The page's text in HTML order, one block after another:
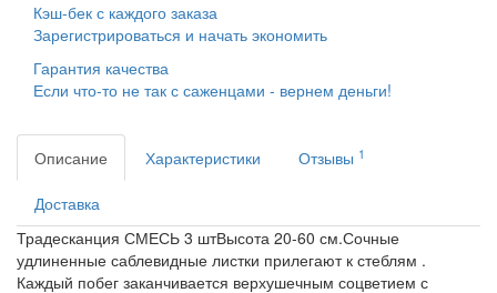
Кэш-бек с каждого заказа
Зарегистрироваться и начать экономить
Гарантия качества
Если что-то не так с саженцами - вернем деньги!
Описание Характеристики Отзывы 1
Доставка
Традесканция СМЕСЬ 3 штВысота 20-60 см.Сочные
удлиненные саблевидные листки прилегают к стеблям .
Каждый побег заканчивается верхушечным соцветием с